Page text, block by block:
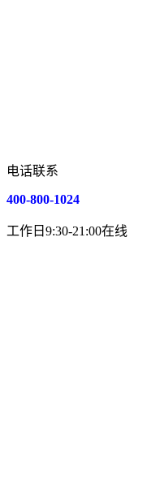
电话联系
400-800-1024
工作日9:30-21:00在线